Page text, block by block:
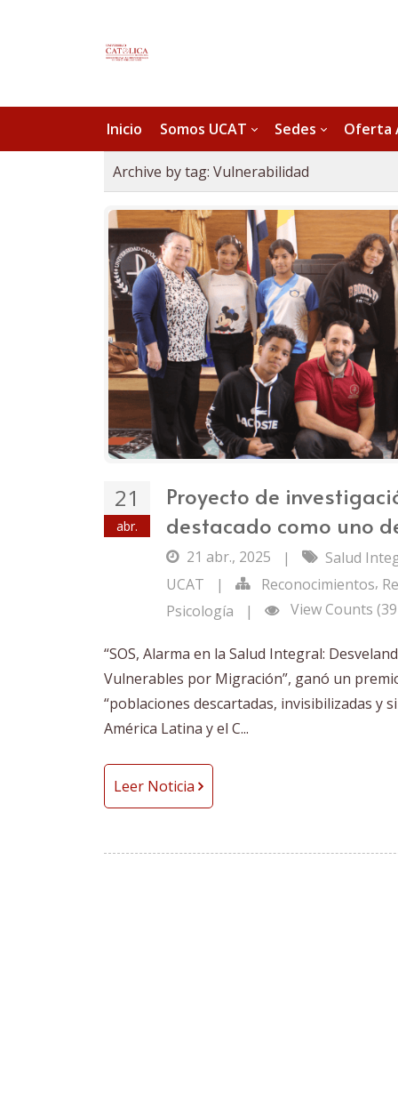
Inicio Somos UCAT Sedes Oferta
Archive by tag: Vulnerabilidad
21
abr.
Proyecto de
destacado como uno
21 abr., 2025 |
Salud
UCAT
| Reconocimientos,
Psicología
| View Counts
“SOS, Alarma en la Salud Integral:
Vulnerables por Migración”, ganó un
“poblaciones descartadas, invisibilizadas y
América Latina y el C...
Leer Noticia